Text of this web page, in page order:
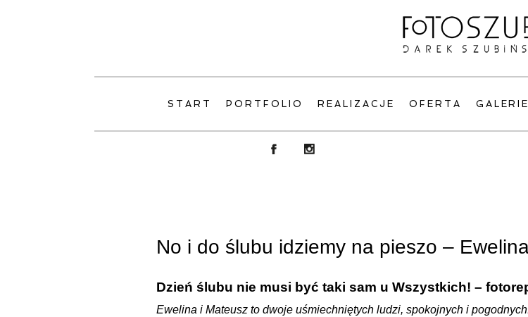
START PORTFOLIO REALIZACJE OFERTA
No i do ślubu idziemy na pieszo –
Dzień ślubu nie musi być taki sam u Wszystkich! –
Ewelina i Mateusz to dwoje uśmiechniętych ludzi, spokojnych i